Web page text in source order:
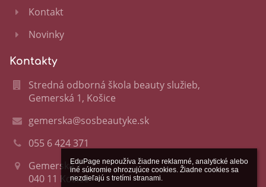
EduPage nepoužíva žiadne reklamné, analytické alebo
iné súkromie ohrozujúce cookies. Žiadne cookies sa
nezdieľajú s tretími stranami.
Kontakt
Novinky
Kontakty
Stredná odborná škola beauty služieb,
Gemerská 1, Košice
gemerska@sosbeautyke.sk
055 6 424 371
Gemerská 1
040 11 Košice